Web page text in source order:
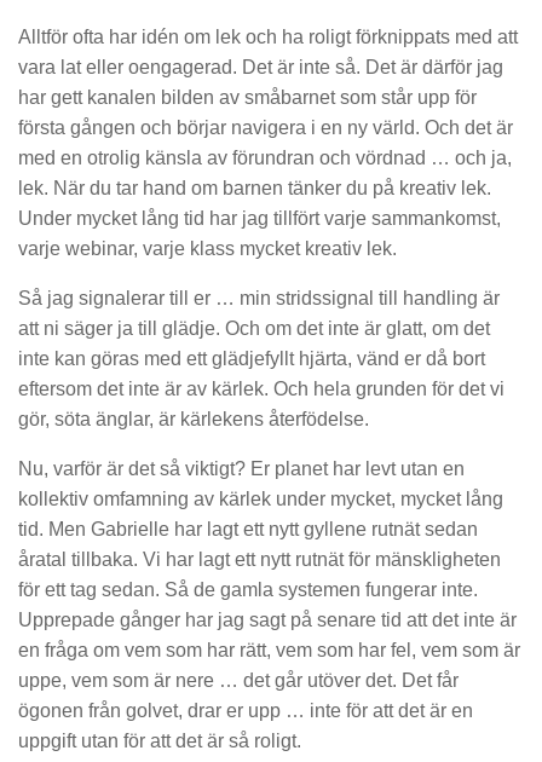
Alltför ofta har idén om lek och ha roligt förknippats med att
vara lat eller oengagerad. Det är inte så. Det är därför jag
har gett kanalen bilden av småbarnet som står upp för
första gången och börjar navigera i en ny värld. Och det är
med en otrolig känsla av förundran och vördnad … och ja,
lek. När du tar hand om barnen tänker du på kreativ lek.
Under mycket lång tid har jag tillfört varje sammankomst,
varje webinar, varje klass mycket kreativ lek.
Så jag signalerar till er … min stridssignal till handling är
att ni säger ja till glädje. Och om det inte är glatt, om det
inte kan göras med ett glädjefyllt hjärta, vänd er då bort
eftersom det inte är av kärlek. Och hela grunden för det vi
gör, söta änglar, är kärlekens återfödelse.
Nu, varför är det så viktigt? Er planet har levt utan en
kollektiv omfamning av kärlek under mycket, mycket lång
tid. Men Gabrielle har lagt ett nytt gyllene rutnät sedan
åratal tillbaka. Vi har lagt ett nytt rutnät för mänskligheten
för ett tag sedan. Så de gamla systemen fungerar inte.
Upprepade gånger har jag sagt på senare tid att det inte är
en fråga om vem som har rätt, vem som har fel, vem som är
uppe, vem som är nere … det går utöver det. Det får
ögonen från golvet, drar er upp … inte för att det är en
uppgift utan för att det är så roligt.